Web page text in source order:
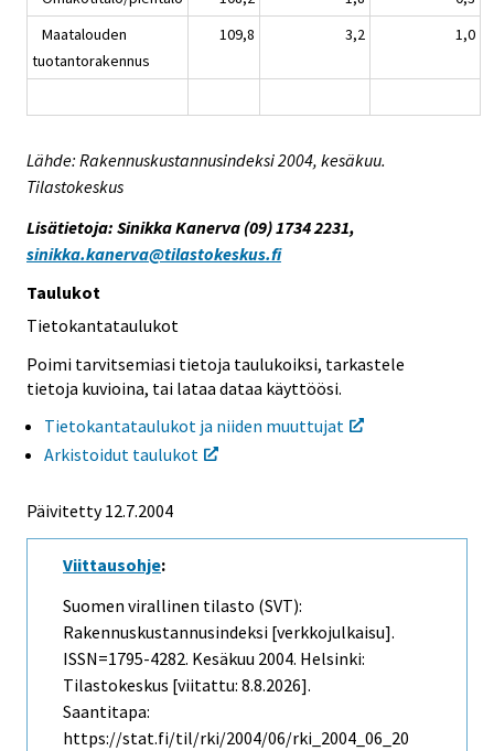
Maatalouden
tuotantorakennus
109,8 3,2 1,0
Lähde: Rakennuskustannusindeksi 2004, kesäkuu.
Tilastokeskus
Lisätietoja: Sinikka Kanerva (09) 1734 2231,
sinikka.kanerva@tilastokeskus.fi
Taulukot
Tietokantataulukot
Poimi tarvitsemiasi tietoja taulukoiksi, tarkastele
tietoja kuvioina, tai lataa dataa käyttöösi.
Tietokantataulukot ja niiden muuttujat
Arkistoidut taulukot
Päivitetty12.7.2004
Viittausohje:
Suomen virallinen tilasto (SVT):
Rakennuskustannusindeksi [verkkojulkaisu].
ISSN=1795-4282. Kesäkuu 2004. Helsinki:
Tilastokeskus [viitattu: 8.8.2026].
Saantitapa:
https://stat.fi/til/rki/2004/06/rki_2004_06_20